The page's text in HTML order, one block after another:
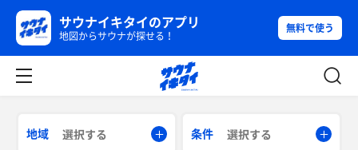
サウナイキタイのアプリ
地図からサウナが探せる！
無料で使う
地域 選択する 条件 選択する